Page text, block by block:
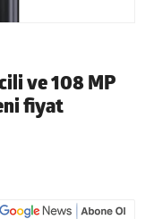
ve 108 MP
fiyat